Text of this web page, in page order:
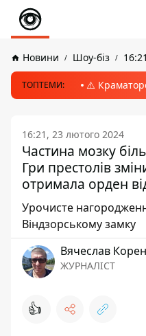
Новини Шоу-біз
ТОПТЕМИ: ⚠️
16:21, 23 лютого 2024
Частина мозку
Гри престолів
отримала орден
Урочисте
Віндзорському замку
Вячеслав
ЖУРНАЛІСТ
👍